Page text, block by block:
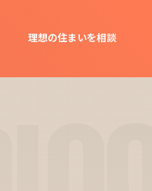
理想の住まいを相談